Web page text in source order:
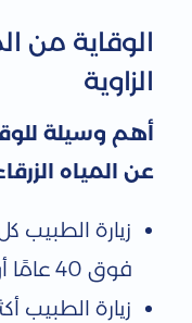
الوقاية من
الزاوية
أهم وسيلة
عن المياه
زيارة
فوق 40 عامًا أو لديهم تاريخ عائلي.
زيارة الطبيب